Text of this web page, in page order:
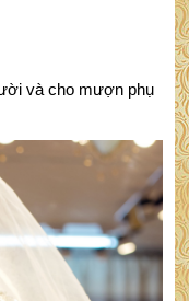
và cho mượn phụ